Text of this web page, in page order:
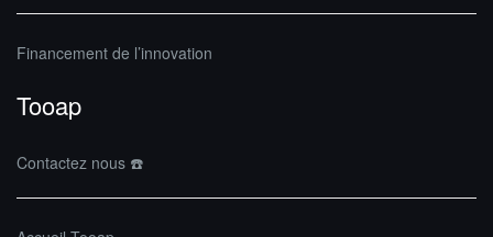
Financement de l’innovation
Tooap
Contactez nous ☎️